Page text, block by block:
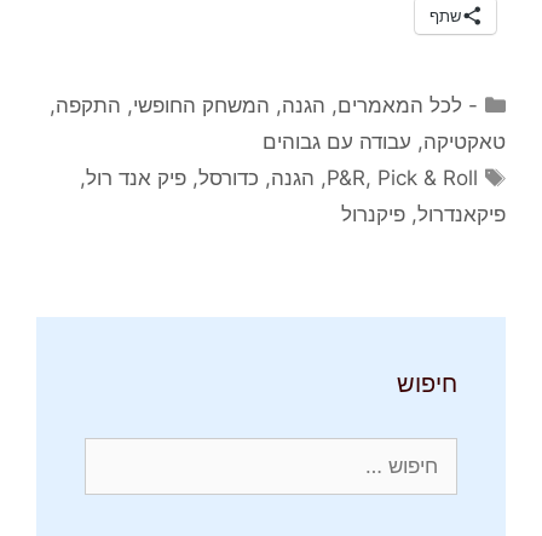
שתף
קטגוריות
- לכל המאמרים, הגנה, המשחק החופשי, התקפה,
טאקטיקה, עבודה עם גבוהים
תגיות
P&R, Pick & Roll
, הגנה, כדורסל,פיק אנד רול,
פיקאנדרול, פיקנרול
חיפוש